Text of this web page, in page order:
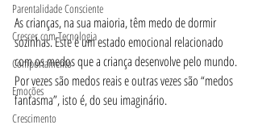
Parentalidade Consciente
Crescer com Tecnologia
Comportamento
Emoções
Crescimento
As crianças, na sua maioria, têm medo de dormir
sozinhas. Este é um estado emocional relacionado
com os medos que a criança desenvolve pelo mundo.
Por vezes são medos reais e outras vezes são “medos
fantasma”, isto é, do seu imaginário.